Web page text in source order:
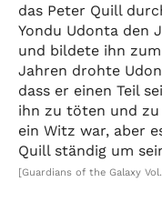
das Peter Quill
Yondu Udonta den
und bildete ihn zum
Jahren drohte
dass er einen Teil
ihn zu töten und zu
ein Witz war, aber
Quill ständig um
[Guardians of the Galaxy